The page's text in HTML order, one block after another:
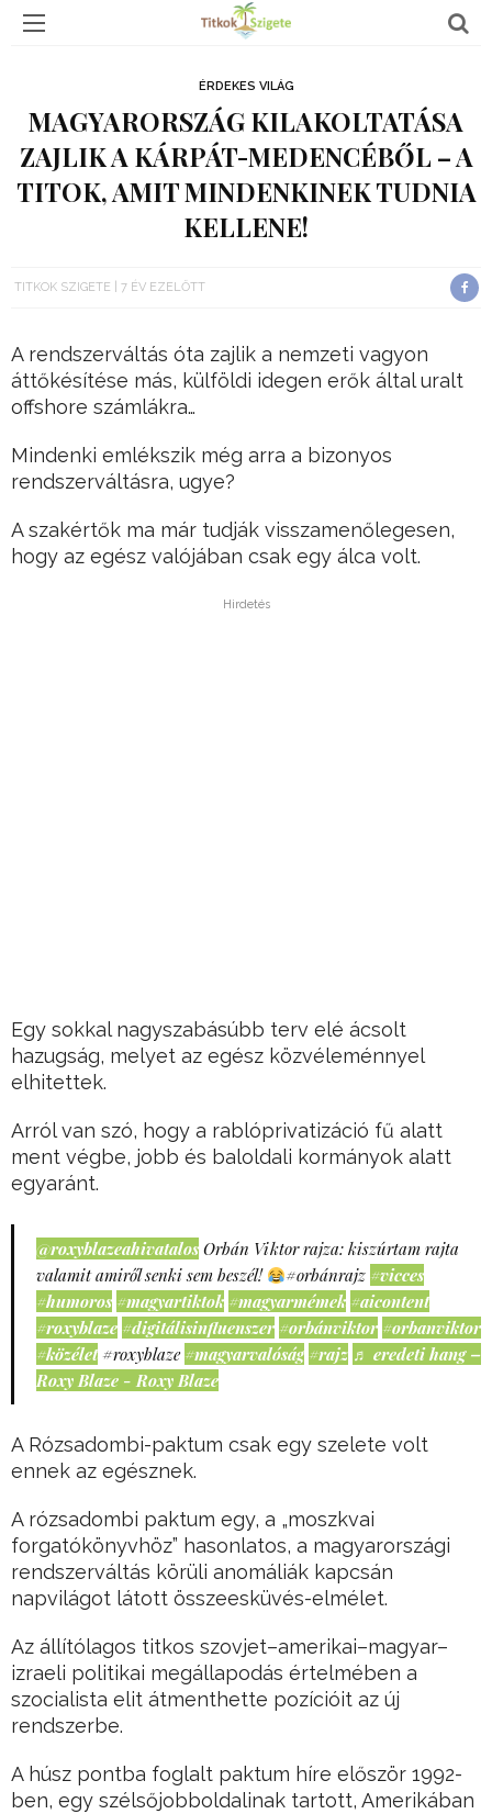
ÉRDEKES VILÁG
MAGYARORSZÁG KILAKOLTATÁSA
ZAJLIK A KÁRPÁT-MEDENCÉBŐL – A
TITOK, AMIT MINDENKINEK TUDNIA
KELLENE!
TITKOK SZIGETE 7 ÉV EZELŐTT
A rendszerváltás óta zajlik a nemzeti vagyon
áttőkésítése más, külföldi idegen erők által uralt
offshore számlákra…
Mindenki emlékszik még arra a bizonyos
rendszerváltásra, ugye?
A szakértők ma már tudják visszamenőlegesen,
hogy az egész valójában csak egy álca volt.
Hirdetés
Egy sokkal nagyszabásúbb terv elé ácsolt
hazugság, melyet az egész közvéleménnyel
elhitettek.
Arról van szó, hogy a rablóprivatizáció fű alatt
ment végbe, jobb és baloldali kormányok alatt
egyaránt.
@roxyblazeahivatalos Orbán Viktor rajza: kiszúrtam rajta
valamit amiről senki sem beszél!
#orbánrajz #vicces
#humoros #magyartiktok #magyarmémek #aicontent
#roxyblaze #digitálisinfluenszer #orbánviktor #orbanviktor
#közélet #roxyblaze #magyarvalóság #rajz ♬ eredeti hang –
Roxy Blaze - Roxy Blaze
A Rózsadombi-paktum csak egy szelete volt
ennek az egésznek.
A rózsadombi paktum egy, a „moszkvai
forgatókönyvhöz” hasonlatos, a magyarországi
rendszerváltás körüli anomáliák kapcsán
napvilágot látott összeesküvés-elmélet.
Az állítólagos titkos szovjet–amerikai–magyar–
izraeli politikai megállapodás értelmében a
szocialista elit átmenthette pozícióit az új
rendszerbe.
A húsz pontba foglalt paktum híre először 1992-
ben, egy szélsőjobboldalinak tartott, Amerikában